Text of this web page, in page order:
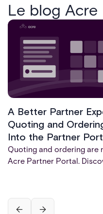
Le blog Acre
A Better Partner
Quoting and
Into the Partner
Quoting and ordering are
Acre Partner Portal.